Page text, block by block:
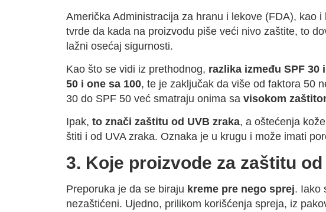
Američka Administracija za hranu i lekove (FDA), kao
tvrde da kada na proizvodu piše veći nivo zaštite, to
lažni osećaj sigurnosti.
Kao što se vidi iz prethodnog, razlika između SPF 30
50 i one sa 100, te je zaključak da više od faktora 50
30 do SPF 50 već smatraju onima sa visokom
Ipak, to znači zaštitu od UVB zraka, a oštećenja
štiti i od UVA zraka. Oznaka je u krugu i može imati
3. Koje proizvode za zaštitu
Preporuka je da se biraju kreme pre nego sprej. Iako
nezaštićeni. Ujedno, prilikom korišćenja spreja, iz